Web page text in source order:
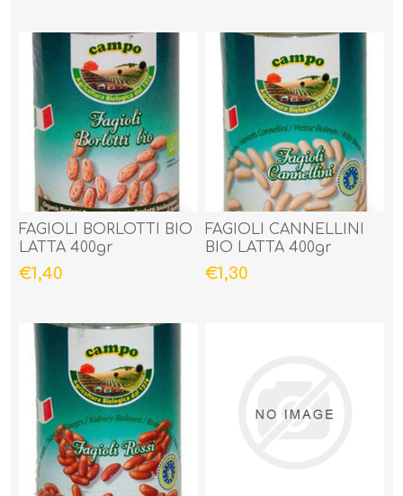
FAGIOLI BORLOTTI BIO
LATTA 400gr
€1,40
FAGIOLI CANNELLINI
BIO LATTA 400gr
€1,30